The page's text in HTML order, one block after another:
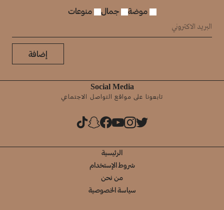
موضة جمال منوعات
إضافة
Social Media
تابعونا على مواقع التواصل الاجتماعي
الرئيسية
شروط الإستخدام
من نحن
سياسة الخصوصية